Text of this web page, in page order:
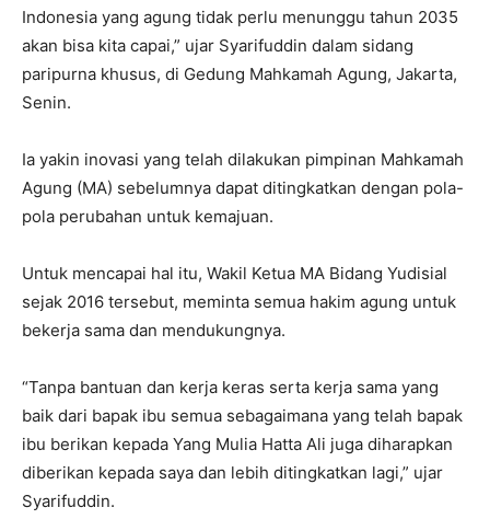
Indonesia yang agung tidak perlu menunggu tahun 2035
akan bisa kita capai,” ujar Syarifuddin dalam sidang
paripurna khusus, di Gedung Mahkamah Agung, Jakarta,
Senin.
Ia yakin inovasi yang telah dilakukan pimpinan Mahkamah
Agung (MA) sebelumnya dapat ditingkatkan dengan pola-
pola perubahan untuk kemajuan.
Untuk mencapai hal itu, Wakil Ketua MA Bidang Yudisial
sejak 2016 tersebut, meminta semua hakim agung untuk
bekerja sama dan mendukungnya.
“Tanpa bantuan dan kerja keras serta kerja sama yang
baik dari bapak ibu semua sebagaimana yang telah bapak
ibu berikan kepada Yang Mulia Hatta Ali juga diharapkan
diberikan kepada saya dan lebih ditingkatkan lagi,” ujar
Syarifuddin.